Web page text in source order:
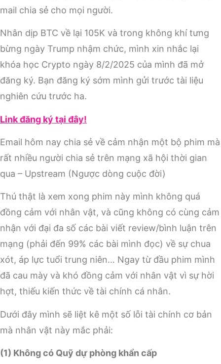
mail chia sẻ cho mọi người.
Nhân dịp BTC về lại 105K và trong không khí tưng
bừng ngày Trump nhậm chức, mình xin nhắc lại
khóa học Crypto ngày 8/2/2025 của mình đã mở
đăng ký. Bạn đăng ký sớm mình gửi trước tài liệu
nghiên cứu trước ha.
Link đăng ký tại đây!
Email hôm nay chia sẻ về cảm nhận một bộ phim mà
rất nhiều người chia sẻ trên mạng xã hội thời gian
qua – Upstream (Ngược dòng cuộc đời)
Thú thật là xem xong phim này mình không quá
đồng cảm với nhân vật, và cũng không có cùng cảm
nhận với đại đa số các bài viết review/bình luận trên
mạng (phải đến 99% các bài mình đọc) về sự chua
xót, áp lực tuổi trung niên… Ngay từ đầu phim mình
đã cau mày và khó đồng cảm với nhân vật vì sự hời
hợt, thiếu kiến thức về tài chính cá nhân.
Dưới đây mình sẽ liệt kê một số lỗi tài chính cơ bản
mà nhân vật này mắc phải:
(1) Không có Quỹ dự phòng khẩn cấp